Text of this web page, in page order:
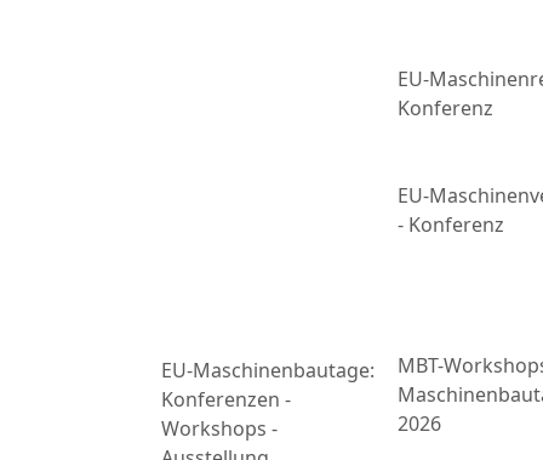
EU-Maschinenbautage:
Konferenzen -
Workshops -
EU-
Konferenz
EU-
- Konferenz
MBT-
2026